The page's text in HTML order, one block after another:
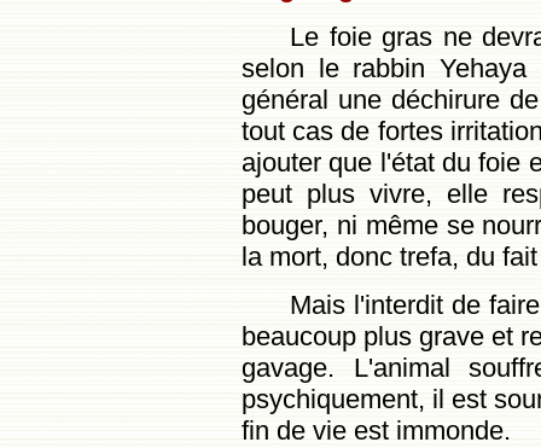
Le foie gras ne
selon le rabbin Yehaya
général une déchirure
tout cas de fortes
ajouter que l'état du foie
peut plus vivre, elle
bouger, ni même se
la mort, donc trefa, du
Mais l'interdit de
beaucoup plus grave et
gavage. L'animal
psychiquement, il est
fin de vie est immonde.